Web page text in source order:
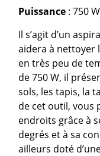
Puissance : 750 W
Il s’agit d’un
aidera à nettoyer
en très peu de
de 750 W, il
sols, les tapis, la
de cet outil, vous
endroits grâce à
degrés et à sa
ailleurs doté